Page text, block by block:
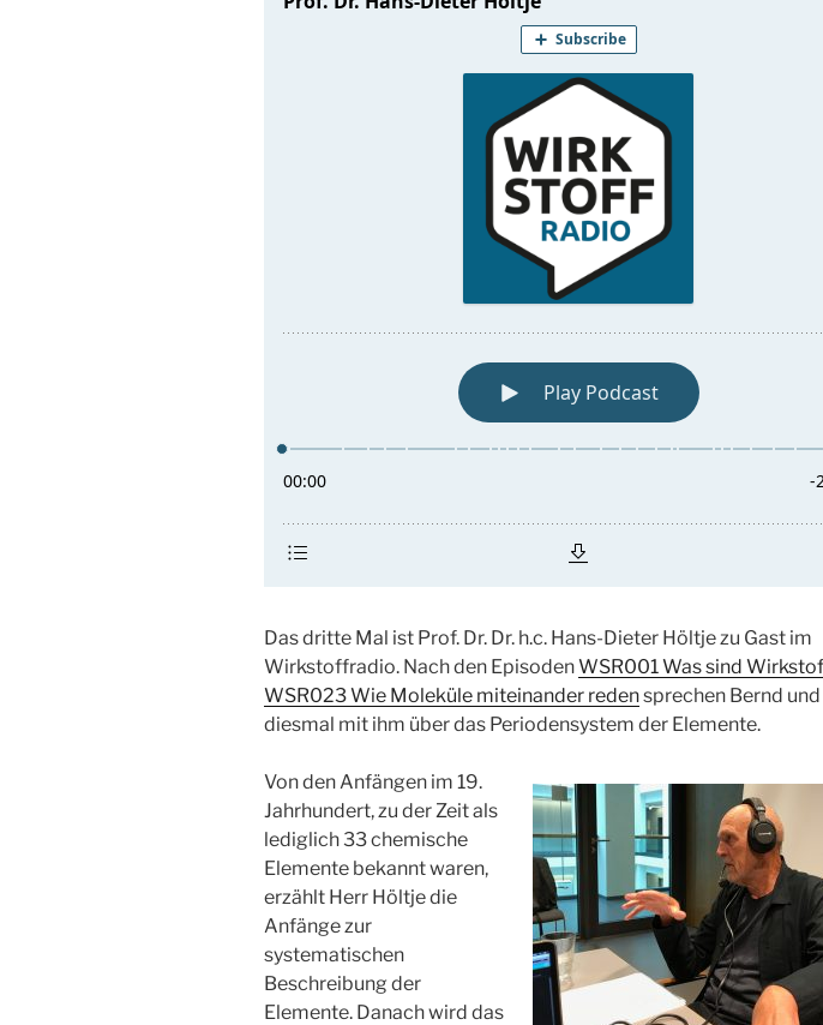
Das dritte Mal ist Prof. Dr. Dr. h.c. Hans-Dieter Höltje zu Gast im
Wirkstoffradio. Nach den EpisodenWSR001 Was sind
WSR023 Wie Moleküle miteinander redensprechen Bernd
diesmal mit ihm über das Periodensystem der Elemente.
Von den Anfängen im 19.
Jahrhundert, zu der Zeit als
lediglich 33 chemische
Elemente bekannt waren,
erzählt Herr Höltje die
Anfänge zur
systematischen
Beschreibung der
Elemente. Danach wird das